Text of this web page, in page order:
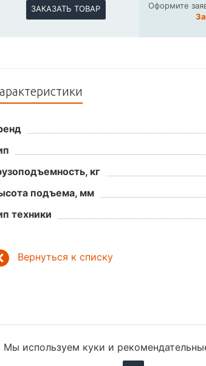
ЗАКАЗАТЬ ТОВАР
Оформите
кг
подъема, мм
техники
Вернуться к списку
Мы используем куки и